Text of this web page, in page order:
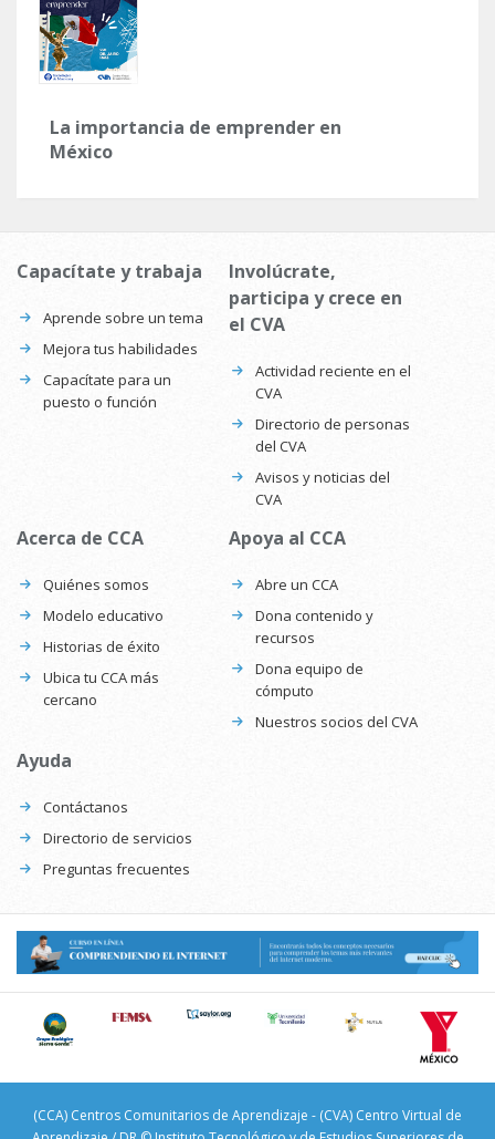
La importancia de emprender en
México
Capacítate y trabaja
Aprende sobre un tema
Mejora tus habilidades
Capacítate para un
puesto o función
Involúcrate,
participa y crece en
el CVA
Actividad reciente en el
CVA
Directorio de personas
del CVA
Avisos y noticias del
CVA
Acerca de CCA
Quiénes somos
Modelo educativo
Historias de éxito
Ubica tu CCA más
cercano
Apoya al CCA
Abre un CCA
Dona contenido y
recursos
Dona equipo de
cómputo
Nuestros socios del CVA
Ayuda
Contáctanos
Directorio de servicios
Preguntas frecuentes
(CCA) Centros Comunitarios de Aprendizaje - (CVA) Centro Virtual de